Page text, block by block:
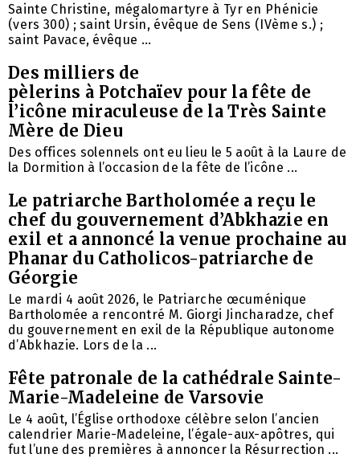
Sainte Christine, mégalomartyre à Tyr en Phénicie
(vers 300) ; saint Ursin, évêque de Sens (IVème s.) ;
saint Pavace, évêque ...
Des milliers de
pèlerins à Potchaïev pour la fête de
l’icône miraculeuse de la Très Sainte
Mère de Dieu
Des offices solennels ont eu lieu le 5 août à la Laure de
la Dormition à l’occasion de la fête de l’icône ...
Le patriarche Bartholomée a reçu le
chef du gouvernement d’Abkhazie en
exil et a annoncé la venue prochaine au
Phanar du Catholicos-patriarche de
Géorgie
Le mardi 4 août 2026, le Patriarche œcuménique
Bartholomée a rencontré M. Giorgi Jincharadze, chef
du gouvernement en exil de la République autonome
d’Abkhazie. Lors de la ...
Fête patronale de la cathédrale Sainte-
Marie-Madeleine de Varsovie
Le 4 août, l’Église orthodoxe célèbre selon l’ancien
calendrier Marie-Madeleine, l’égale-aux-apôtres, qui
fut l’une des premières à annoncer la Résurrection ...